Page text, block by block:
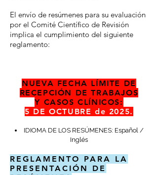
El envío de resúmenes para su evaluación
por el Comité Científico de Revisión
implica el cumplimiento del siguiente
reglamento:
NUEVA FECHA LÍMITE DE
RECEPCIÓN DE TRABAJOS
Y CASOS CLÍNICOS:
5 DE OCTUBRE de 2025.
IDIOMA DE LOS RESÚMENES: Español /
Inglés
REGLAMENTO PARA LA
PRESENTACIÓN DE